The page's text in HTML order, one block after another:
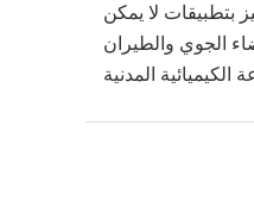
بتطبيقات لا يمكن
الجوي والطيران